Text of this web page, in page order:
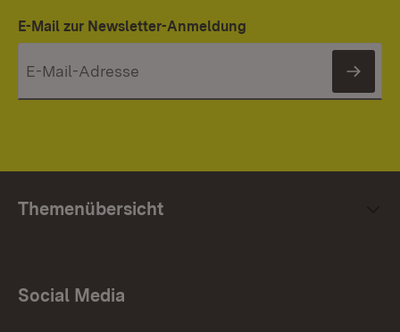
E-Mail zur Newsletter-Anmeldung
Themenübersicht
Social Media